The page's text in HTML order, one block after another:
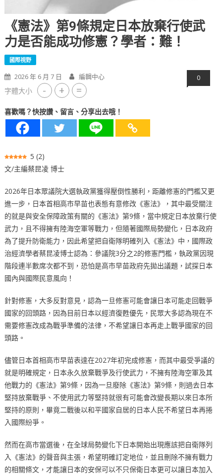
《憲法》第9條規定日本放棄行使武
力是否能成功修憲？學者：難！
國際視野
2026 年 6 月 7 日 編輯中心 0
字體大小 - + =
喜歡嗎？快按讚、留言、分享出去哦！
5 (2)
文/主編蔡昆凌 博士
2026年日本眾議院大選執政黨獲得壓倒性勝利，距離修憲的門檻又更
進一步，日本首相高市早苗也表態有意修改《憲法》，其中最受關注
的就是與安全保障政策有關的《憲法》第9條，當中規定日本放棄行使
武力，且不得擁有陸海空軍等戰力，但隨著國際局勢變化，日本政府
為了提升防衛能力，因此希望把自衛隊明確列入《憲法》中，國際政
治經濟學者蔡昆凌博士認為：參議院3分之2的修憲門檻，執政黨因現
階段連半數席次都不到，恐怕是高市早苗政府先拋出議題，試探日本
國內與國際民意風向！
針對修憲，大多反對意見，認為一旦修憲可能會讓日本可能走回戰爭
國家的回頭路，因為目前日本以經濟復甦優先，民眾大多認為現在不
需要修憲改成為戰爭準備的法律，不希望讓日本再走上戰爭國家的回
頭路。
儘管日本首相高市早苗表達在2027年初完成修憲，而其中最受爭議的
就是明確規定，日本永久放棄戰爭及行使武力，不擁有陸海空軍及其
他戰力的《憲法》第9條，因為一旦廢除《憲法》第9條，則過去日本
堅持放棄戰爭、不使用武力等堅持就很有可能會改變長期以來日本所
堅持的原則，畢竟二戰後以和平國家自居的日本人民不希望日本再捲
入國際紛爭。
然而在高市當選後，在全球局勢變化下日本開始出現應該把自衛隊列
入《憲法》的聲音與主張，希望明確訂定地位，並且刪除不擁有戰力
的相關條文，才能讓日本的安保可以不只保衛日本更可以讓日本加入